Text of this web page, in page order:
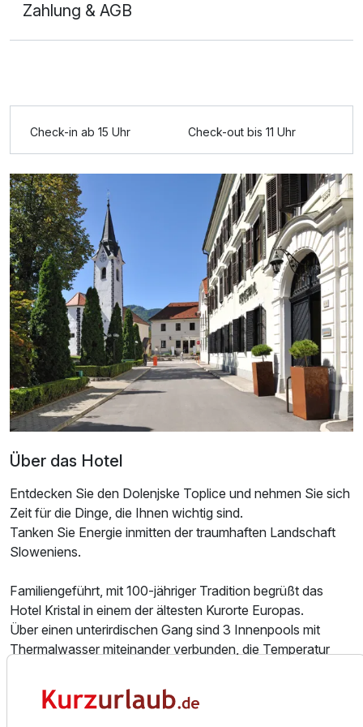
Einzelzimmer
1 Erwachsenen
Für 3 Tage p.P. ab274,00 €
Zahlung & AGB
Check-in ab 15 Uhr Check-out bis 11 Uhr
Über das Hotel
Entdecken Sie den Dolenjske Toplice und nehmen Sie sich
Zeit für die Dinge, die Ihnen wichtig sind.
Tanken Sie Energie inmitten der traumhaften Landschaft
Sloweniens.
Familiengeführt, mit 100-jähriger Tradition begrüßt das
Hotel Kristal in einem der ältesten Kurorte Europas.
Über einen unterirdischen Gang sind 3 Innenpools mit
Thermalwasser miteinander verbunden, die Temperatur
und besichtigen Sie den berühmten Kristallluster im
Restaurant.